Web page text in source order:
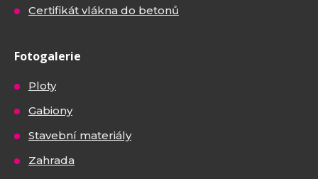
Certifikát vlákna do betonů
Fotogalerie
Ploty
Gabiony
Stavební materiály
Zahrada